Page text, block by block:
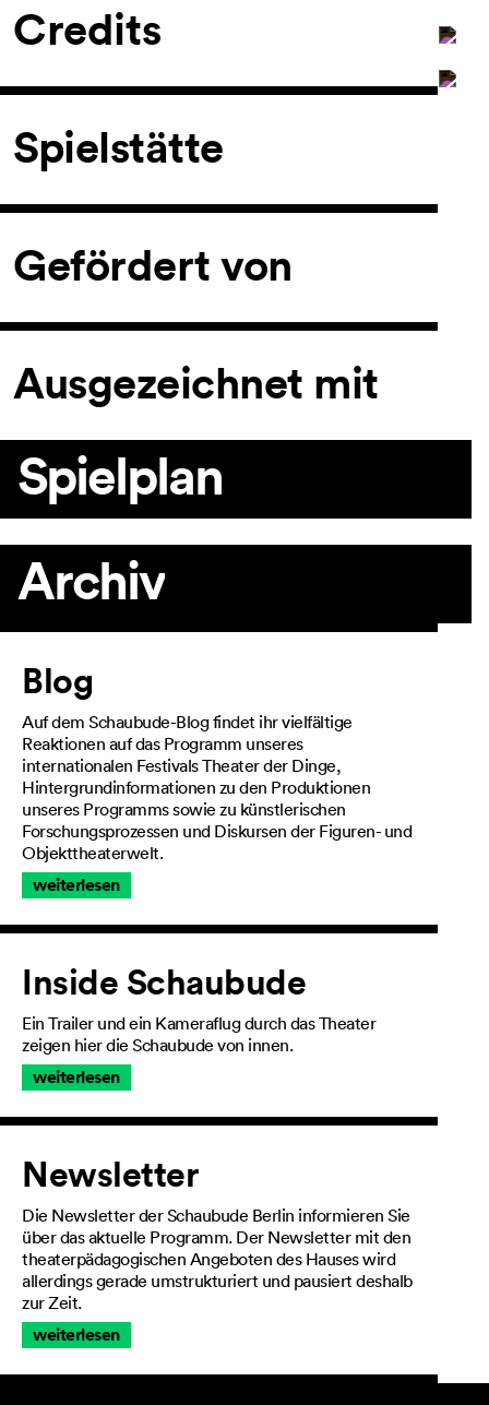
Credits
Spielstätte
Gefördert von
Ausgezeichnet mit
Spielplan
Archiv
Artikel
Blog
Auf dem Schaubude-Blog findet ihr vielfältige
Reaktionen auf das Programm unseres
internationalen Festivals Theater der Dinge,
Hintergrundinformationen zu den Produktionen
unseres Programms sowie zu künstlerischen
Forschungsprozessen und Diskursen der Figuren- und
Objekttheaterwelt.
weiterlesen
Inside Schaubude
Ein Trailer und ein Kameraflug durch das Theater
zeigen hier die Schaubude von innen.
weiterlesen
Newsletter
Die Newsletter der Schaubude Berlin informieren Sie
über das aktuelle Programm. Der Newsletter mit den
theaterpädagogischen Angeboten des Hauses wird
allerdings gerade umstrukturiert und pausiert deshalb
zur Zeit.
weiterlesen